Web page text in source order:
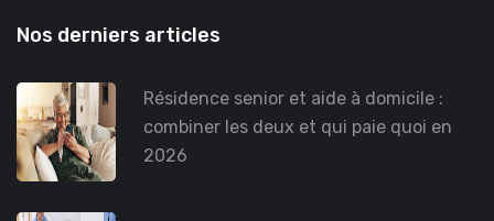
Nos derniers articles
Résidence senior et aide à domicile :
combiner les deux et qui paie quoi en
2026